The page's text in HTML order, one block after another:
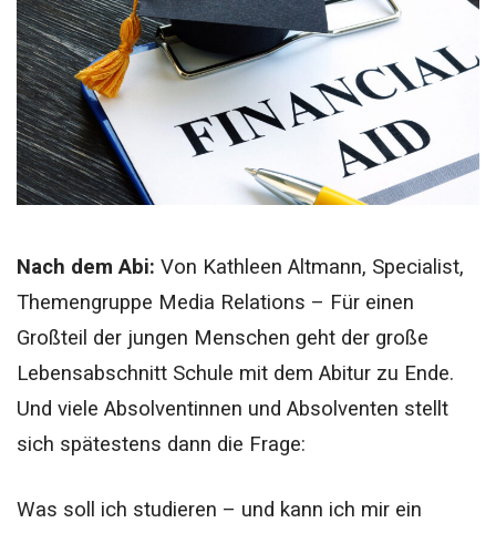
Nach dem Abi: Von Kathleen Altmann, Specialist,
Themengruppe Media Relations – Für einen
Großteil der jungen Menschen geht der große
Lebensabschnitt Schule mit dem Abitur zu Ende.
Und viele Absolventinnen und Absolventen stellt
sich spätestens dann die Frage:
Was soll ich studieren – und kann ich mir ein